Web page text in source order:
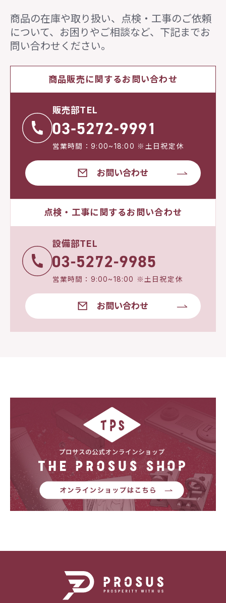
商品の在庫や取り扱い、点検・工事のご依頼
について、 お困りやご相談など、下記までお
問い合わせください。
商品販売に関するお問い合わせ
販売部TEL
営業時間：9:00~18:00 ※土日祝定休
お問い合わせ
点検・工事に関するお問い合わせ
設備部TEL
営業時間：9:00~18:00 ※土日祝定休
お問い合わせ